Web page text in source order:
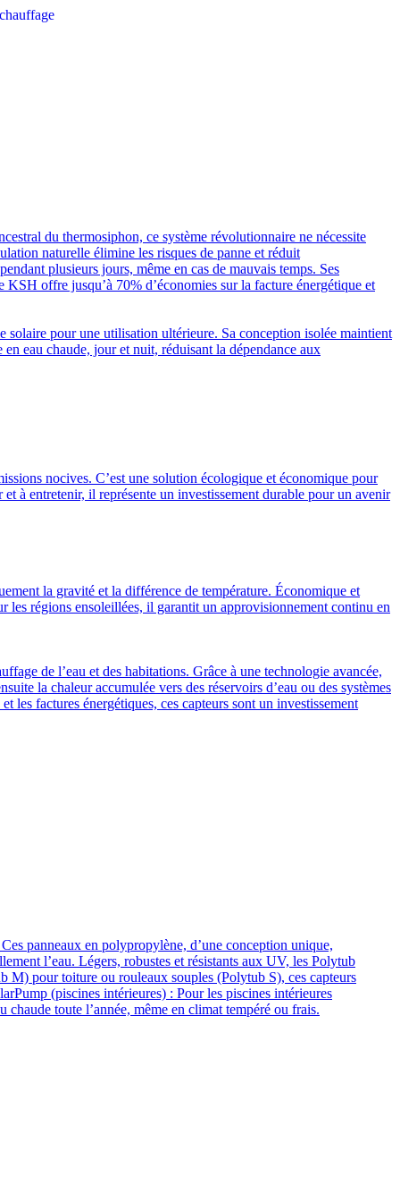
du thermosiphon, ce système révolutionnaire ne nécessite
naturelle élimine les risques de panne et réduit
plusieurs jours, même en cas de mauvais temps. Ses
offre jusqu’à 70% d’économies sur la facture énergétique et
solaire pour une utilisation ultérieure. Sa conception isolée maintient
eau chaude, jour et nuit, réduisant la dépendance aux
nocives. C’est une solution écologique et économique pour
à entretenir, il représente un investissement durable pour un avenir
la gravité et la différence de température. Économique et
les régions ensoleillées, il garantit un approvisionnement continu en
de l’eau et des habitations. Grâce à une technologie avancée,
la chaleur accumulée vers des réservoirs d’eau ou des systèmes
les factures énergétiques, ces capteurs sont un investissement
panneaux en polypropylène, d’une conception unique,
l’eau. Légers, robustes et résistants aux UV, les Polytub
M) pour toiture ou rouleaux souples (Polytub S), ces capteurs
(piscines intérieures) : Pour les piscines intérieures
toute l’année, même en climat tempéré ou frais.